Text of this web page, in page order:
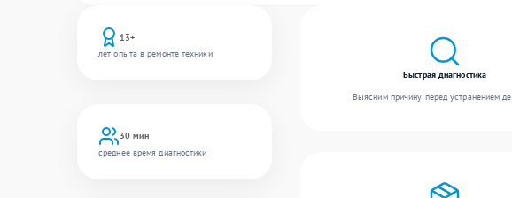
13+
лет опыта в ремонте техники
30 мин
среднее время диагностики
Быстрая диагностика
Выясним причину перед устранением